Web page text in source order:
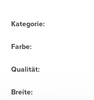
Kategorie:
Farbe:
Qualität:
Breite: